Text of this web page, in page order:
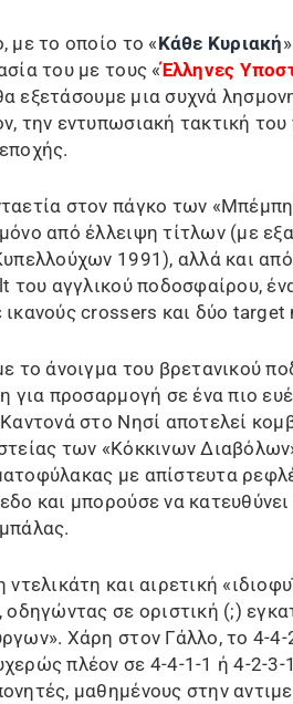
με το οποίο το «Κάθε Κυριακή
του με τους «Έλληνες
εξετάσουμε μια συχνά
την εντυπωσιακή τακτική
στον πάγκο των
από έλλειψη τίτλων (με
1991), αλλά και
του αγγλικού ποδοσφαίρου,
ικανούς crossers και δύο target
το άνοιγμα του βρετανικού
για προσαρμογή σε ένα πιο
στο Νησί αποτελεί
των «Κόκκινων
με απίστευτα
και μπορούσε να
και αιρετική
οδηγώντας σε οριστική (;)
Χάρη στον Γάλλο, το 4-4-
πλέον σε 4-4-1-1 ή 4-2-3-
μαθημένους στην